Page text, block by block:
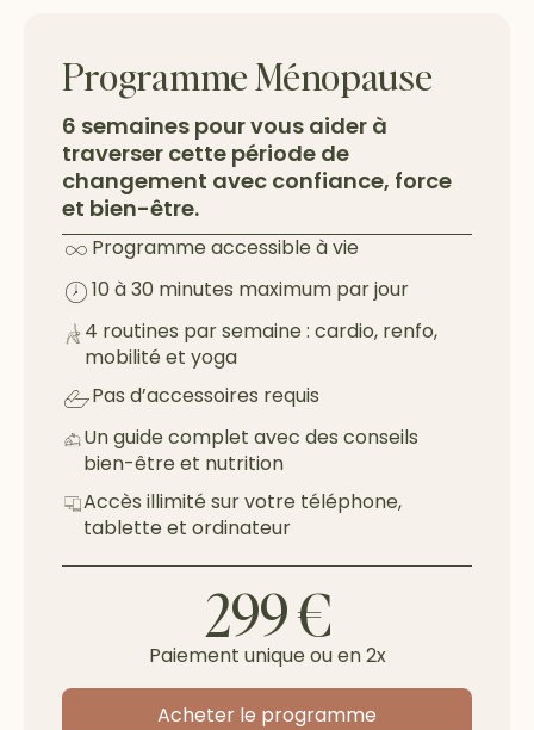
Programme Ménopause
6 semaines pour vous aider à
traverser cette période de
changement avec confiance, force
et bien-être.
Programme accessible à vie
10 à 30 minutes maximum par jour
4 routines par semaine : cardio, renfo,
mobilité et yoga
Pas d’accessoires requis
Un guide complet avec des conseils
bien-être et nutrition
Accès illimité sur votre téléphone,
tablette et ordinateur
299 €
Paiement unique ou en 2x
Acheter le programme